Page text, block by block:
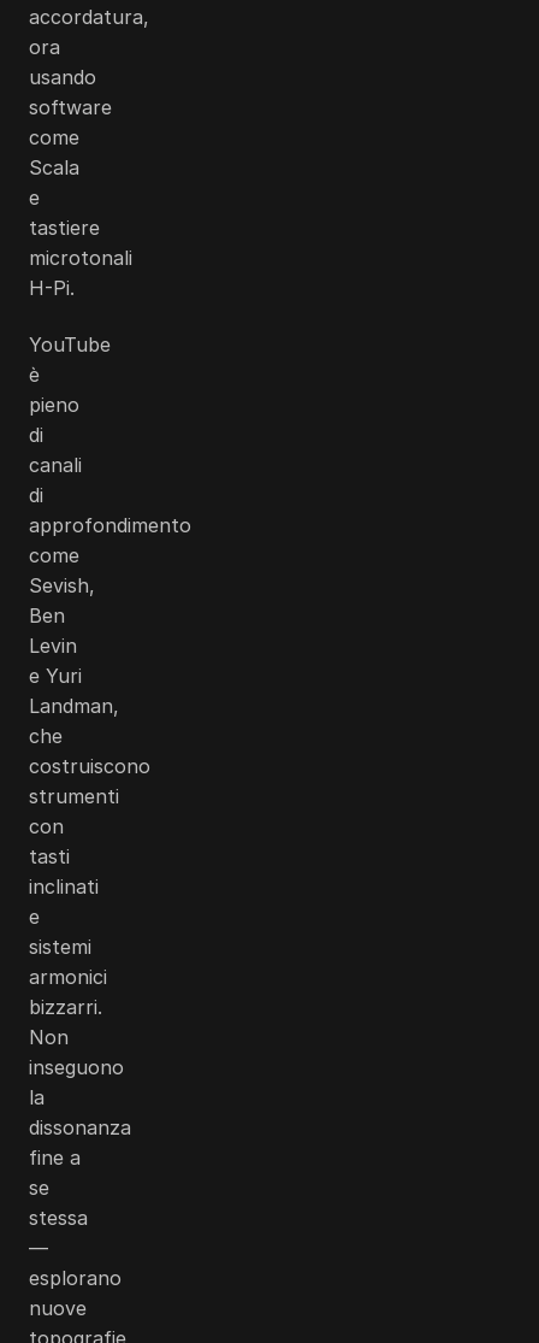
accordatura,
ora
usando
software
come
Scala
e
tastiere
microtonali
H-Pi.
YouTube
è
pieno
di
canali
di
approfondimento
come
Sevish,
Ben
Levin
e Yuri
Landman,
che
costruiscono
strumenti
con
tasti
inclinati
e
sistemi
armonici
bizzarri.
Non
inseguono
la
dissonanza
fine a
se
stessa
—
esplorano
nuove
topografie